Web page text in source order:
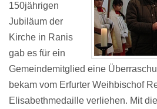
150jährigen
Jubiläum der
Kirche in Ranis
gab es für ein
Gemeindemitglied eine
bekam vom Erfurter Weihbischof
Elisabethmedaille verliehen. Mit